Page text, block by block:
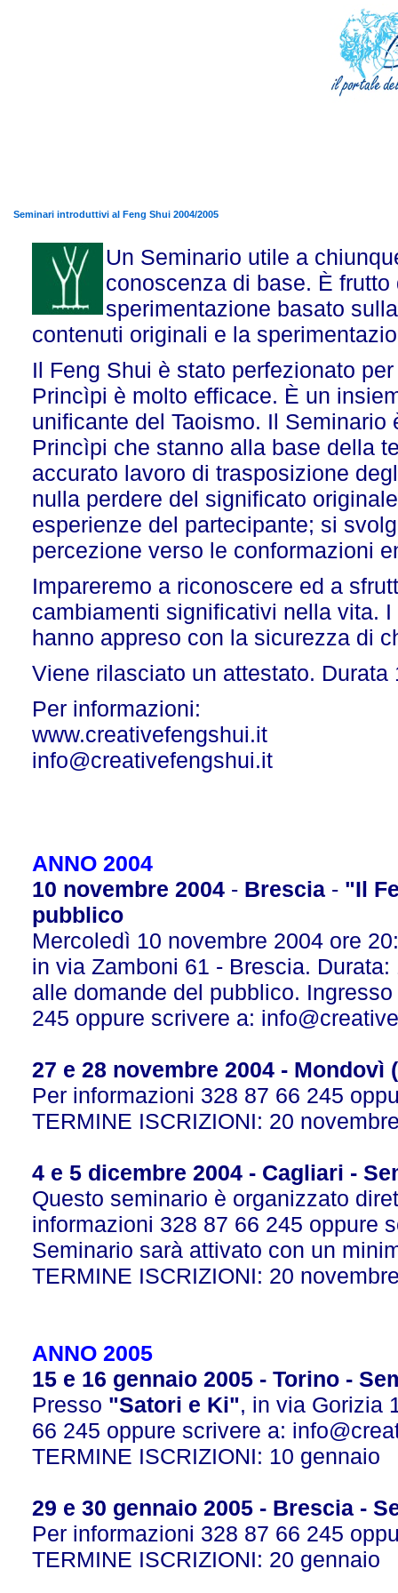
Seminari introduttivi al Feng Shui 2004/2005
Un Seminario utile a
conoscenza di base. È
sperimentazione basato
contenuti originali e la
Il Feng Shui è stato perfezionato
Princìpi è molto efficace. È un
unificante del Taoismo. Il
Princìpi che stanno alla base della
accurato lavoro di trasposizione
nulla perdere del significato
esperienze del partecipante; si
percezione verso le conformazioni
Impareremo a riconoscere ed a
cambiamenti significativi nella vita.
hanno appreso con la sicurezza di
Viene rilasciato un attestato. Durata
Per informazioni:
www.creativefengshui.it
info@creativefengshui.it
ANNO 2004
10 novembre 2004- Brescia - "Il
pubblico
Mercoledì 10 novembre 2004 ore
in via Zamboni 61 - Brescia.
alle domande del pubblico.
245 oppure scrivere a:
27 e 28 novembre 2004 -
Per informazioni 328 87 66 245
TERMINE ISCRIZIONI: 20
4 e 5 dicembre 2004 - Cagliari -
Questo seminario è organizzato
informazioni 328 87 66 245 oppure
Seminario sarà attivato con un
TERMINE ISCRIZIONI: 20
ANNO 2005
15 e 16 gennaio 2005 - Torino -
Presso "Satori e Ki", in via Gorizia
66 245 oppure scrivere a:
TERMINE ISCRIZIONI: 10 gennaio
29 e 30 gennaio 2005 - Brescia -
Per informazioni 328 87 66 245
TERMINE ISCRIZIONI: 20 gennaio